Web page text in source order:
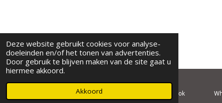
Deze website gebruikt cookies voor analyse-
doeleinden en/of het tonen van advertenties.
Door gebruik te blijven maken van de site gaat u
hiermee akkoord.
Akkoord
Telefoonnummer Facebook